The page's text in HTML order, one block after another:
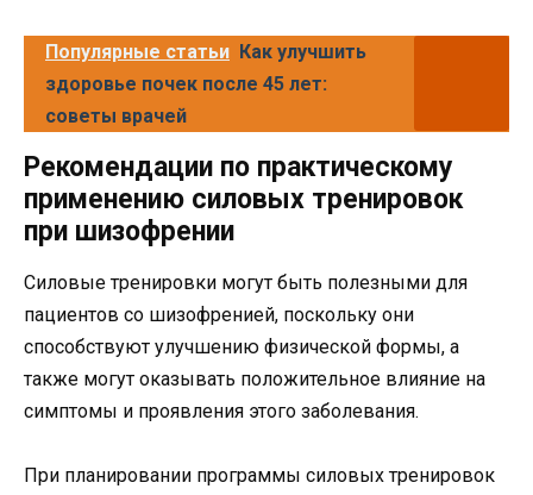
Популярные статьи Как улучшить
здоровье почек после 45 лет:
советы врачей
Рекомендации по практическому
применению силовых тренировок
при шизофрении
Силовые тренировки могут быть полезными для
пациентов со шизофренией, поскольку они
способствуют улучшению физической формы, а
также могут оказывать положительное влияние на
симптомы и проявления этого заболевания.
При планировании программы силовых тренировок